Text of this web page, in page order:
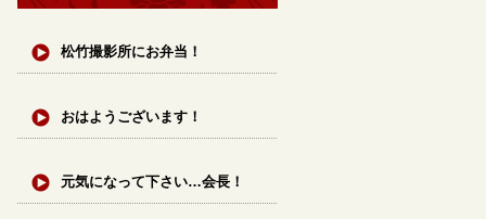
松竹撮影所にお弁当！
おはようございます！
元気になって下さい…会長！